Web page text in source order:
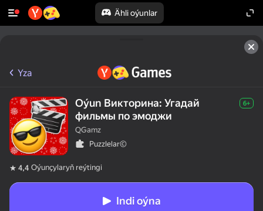
Ähli oýunlar
Yza
Oýun Викторина: Угадай
фильмы по эмоджи
6+
QGamz
Puzzlelar©
4,4 Oýunçylaryň reýtingi
Indi oýna